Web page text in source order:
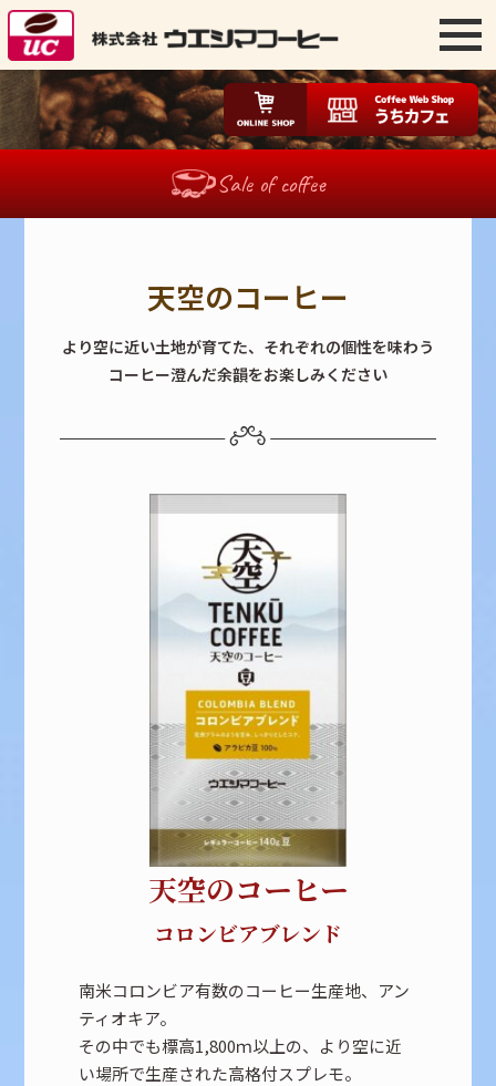
Sale of coffee
天空のコーヒー
より空に近い土地が育てた、 それぞれの個性を味わう
コーヒー澄んだ余韻をお楽しみください
天空のコーヒー
コロンビアブレンド
南米コロンビア有数のコーヒー生産地、アン
ティオキア。
その中でも標高1,800ｍ以上の、より空に近
い場所で生産された高格付スプレモ。